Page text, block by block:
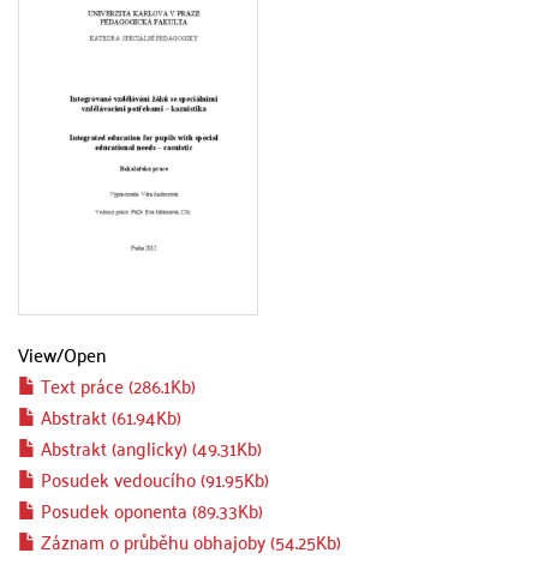
View/Open
Text práce (286.1Kb)
Abstrakt (61.94Kb)
Abstrakt (anglicky) (49.31Kb)
Posudek vedoucího (91.95Kb)
Posudek oponenta (89.33Kb)
Záznam o průběhu obhajoby (54.25Kb)